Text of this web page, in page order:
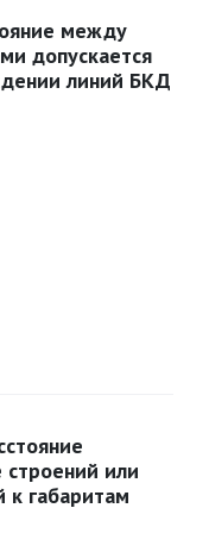
между
допускается
линий БКД
или
к габаритам